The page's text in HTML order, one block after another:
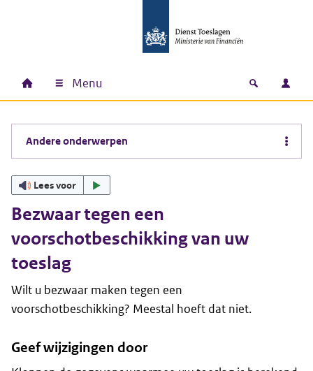
Hoofdnavigatie
Home Menu Open
Andere onderwerpen
Lees voor
Bezwaar tegen een
voorschotbeschikking van uw
toeslag
Wilt u bezwaar maken tegen een
voorschotbeschikking? Meestal hoeft dat niet.
Geef wijzigingen door